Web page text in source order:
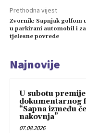
Prethodna vijest
Zvornik: Sapnjak golfom
u parkirani automobil i
tjelesne povrede
Najnovije
U subotu
dokumentarnog
“Sapna između
nakovnja”
07.08.2026